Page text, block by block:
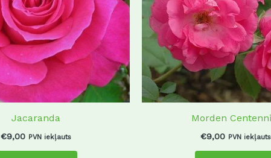
Jacaranda
€9,00 PVN iekļauts
options
may
be
chosen
the
Morden
€9,00 PVN iekļauts